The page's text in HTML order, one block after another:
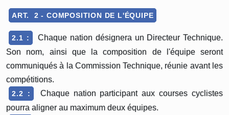
ART. 2 - COMPOSITION DE L'ÉQUIPE
2.1 :
Chaque nation désignera un Directeur Technique.
Son nom, ainsi que la composition de l'équipe seront
communiqués à la Commission Technique, réunie avant les
compétitions.
2.2 :
Chaque nation participant aux courses cyclistes
pourra aligner au maximum deux équipes.